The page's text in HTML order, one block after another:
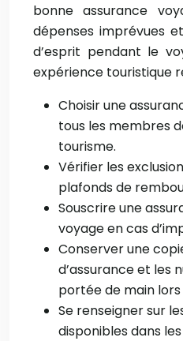
bonne assurance
dépenses imprévues
d’esprit pendant le
expérience touristique
Choisir une
tous les membres
tourisme.
Vérifier les
plafonds de
Souscrire une
voyage en cas
Conserver une
d’assurance et les
portée de main lors
Se renseigner sur
disponibles dans